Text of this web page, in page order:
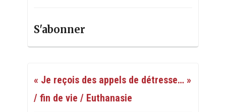
S'abonner
« Je reçois des appels de détresse… »
/ fin de vie / Euthanasie